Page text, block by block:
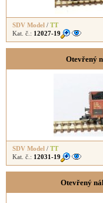
SDV Model / TT
Kat. č.: 12027-19
Otevřený
SDV Model / TT
Kat. č.: 12031-19
Otevřený